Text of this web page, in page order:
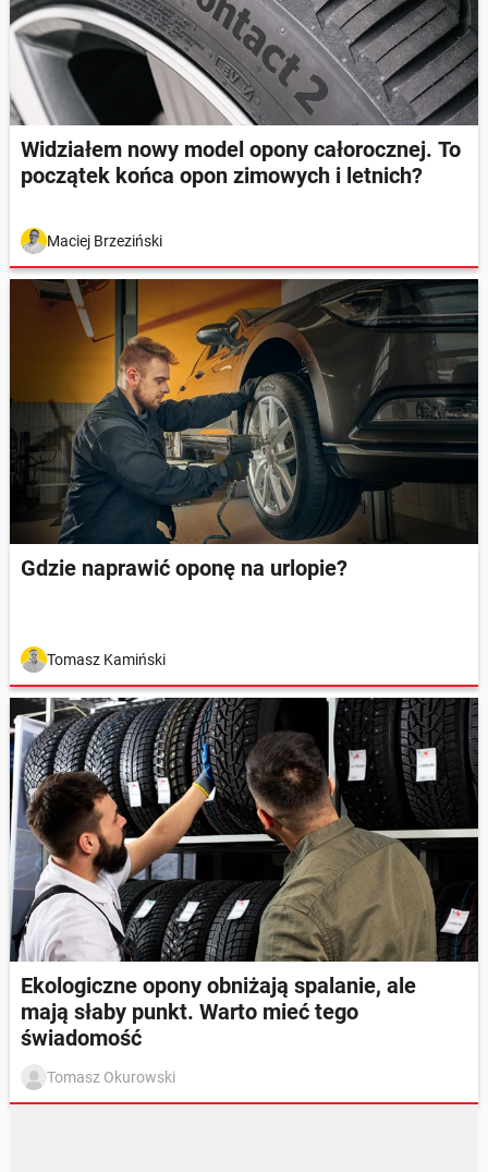
Widziałem nowy model opony całorocznej. To
początek końca opon zimowych i letnich?
Maciej Brzeziński
Gdzie naprawić oponę na urlopie?
Tomasz Kamiński
Ekologiczne opony obniżają spalanie, ale
mają słaby punkt. Warto mieć tego
świadomość
Tomasz Okurowski